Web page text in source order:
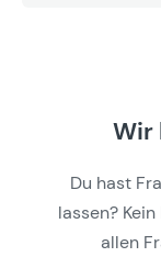
Wir
Du hast
lassen?
allen